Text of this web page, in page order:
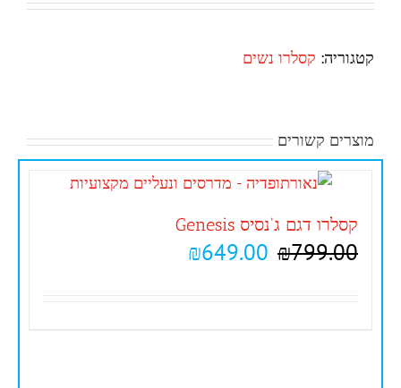
קטגוריה: קסלרו נשים
מוצרים קשורים
קסלרו דגם ג'נסיס Genesis
₪799.00
₪649.00